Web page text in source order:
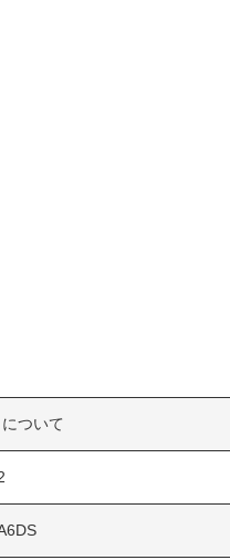
について